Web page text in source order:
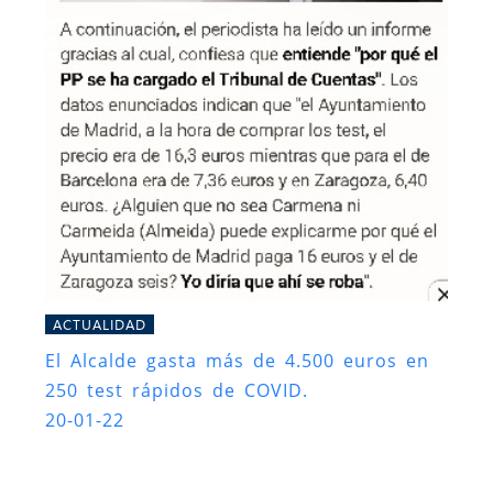
ACTUALIDAD
El Alcalde gasta más de 4.500 euros en
250 test rápidos de COVID.
20-01-22